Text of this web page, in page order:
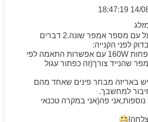
14/08/
כל נייד פועל עם מספר אמפר שונה.2 דברים
לפני הקנייה:
1-שיהיה לפחות 160W עם אפשרות התאמה לפי
שהנייד צורך(זה כפתור עגול
באריזה מבחר פינים שאחד מהם
למחשבך.
נוספות,אני פה(אני במקרה טכנאי